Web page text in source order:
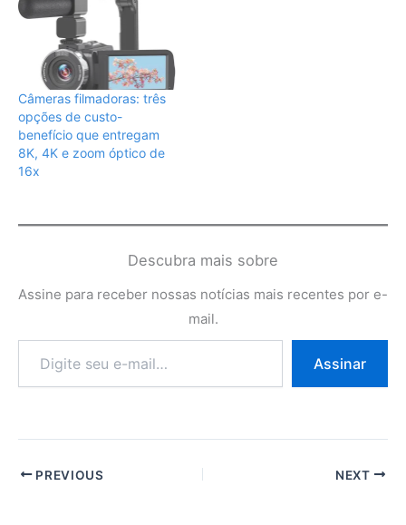
Câmeras filmadoras: três
opções de custo-
benefício que entregam
8K, 4K e zoom óptico de
16x
Descubra mais sobre
Assine para receber nossas notícias mais recentes por e-
mail.
e-
Assinar
PREVIOUS NEXT